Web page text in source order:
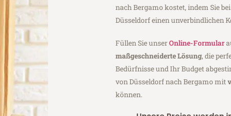
nach Bergamo kostet, indem Sie
Düsseldorf einen unverbindlichen
Füllen Sie unserOnline-Formular
maßgeschneiderte Lösung, die
Bedürfnisse und Ihr Budget
von Düsseldorf nach Bergamo mit
können.